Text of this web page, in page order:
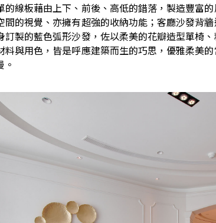
的線板藉由上下、前後、高低的錯落，製造豐富
間的視覺、亦擁有超強的收納功能；客廳沙發背
製的藍色弧形沙發，佐以柔美的花瓣造型單椅
料與用色，皆是呼應建築而生的巧思，優雅柔美